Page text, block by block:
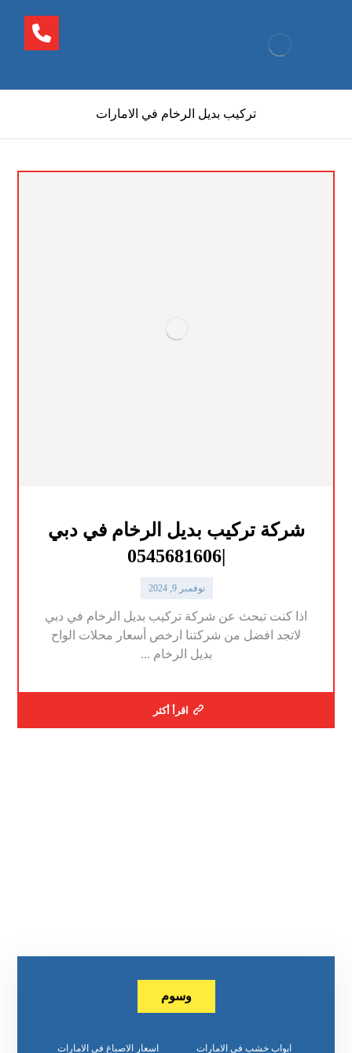
تركيب بديل الرخام في الامارات
شركة تركيب بديل الرخام في دبي
|0545681606
نوفمبر 9, 2024
اذا كنت تبحث عن شركة تركيب بديل الرخام في دبي
لاتجد افضل من شركتنا ارخص أسعار محلات الواح
بديل الرخام ...
اقرأ أكثر
وسوم
ابواب خشب في الامارات اسعار الاصباغ في الامارات